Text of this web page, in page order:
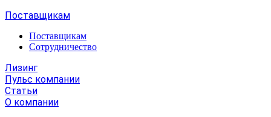
Поставщикам
Поставщикам
Сотрудничество
Лизинг
Пульс компании
Статьи
О компании